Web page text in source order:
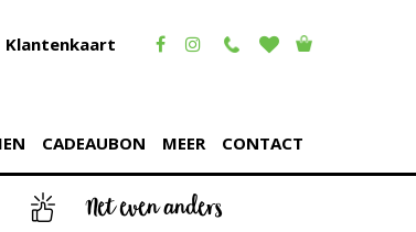
Net even anders
Klantenkaart
CADEAUBON MEER CONTACT